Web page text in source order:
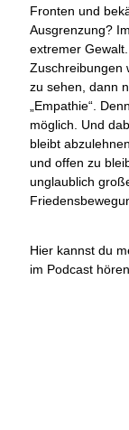
Fronten und
Ausgrenzung?
extremer
Zuschreibungen
zu sehen, dann
„Empathie“.
möglich. Und
bleibt
und offen zu
unglaublich
Hier kannst du
im Podcast